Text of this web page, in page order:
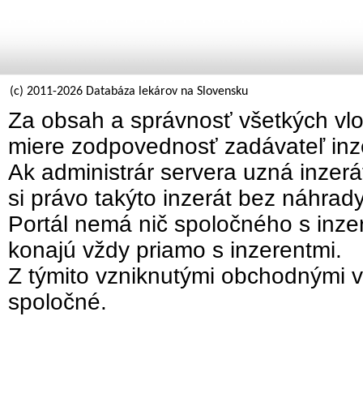
(c) 2011-2026 Databáza lekárov na Slovensku
Za obsah a správnosť všetkých
miere zodpovednosť zadávateľ
Ak administrár servera uzná
si právo takýto inzerát bez
Portál nemá nič spoločného s
konajú vždy priamo s inzerentmi.
Z týmito vzniknutými obchodnými
spoločné.